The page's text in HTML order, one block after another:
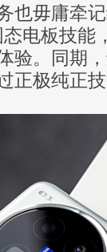
也毋庸牵
电板技
验。同期
正极纯正